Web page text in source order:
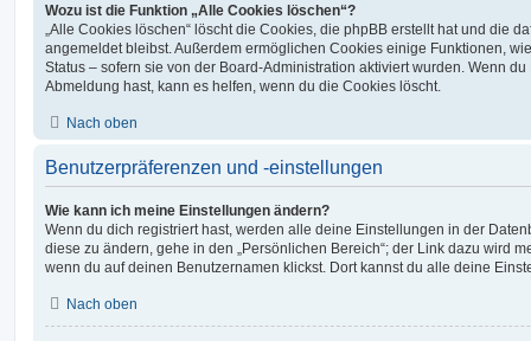
Wozu ist die Funktion „Alle Cookies löschen“?
„Alle Cookies löschen“ löscht die Cookies, die phpBB erstellt hat und die
angemeldet bleibst. Außerdem ermöglichen Cookies einige Funktionen,
Status – sofern sie von der Board-Administration aktiviert wurden. Wenn
Abmeldung hast, kann es helfen, wenn du die Cookies löscht.
Nach oben
Benutzerpräferenzen und -einstellungen
Wie kann ich meine Einstellungen ändern?
Wenn du dich registriert hast, werden alle deine Einstellungen in der
diese zu ändern, gehe in den „Persönlichen Bereich“; der Link dazu wird
wenn du auf deinen Benutzernamen klickst. Dort kannst du alle deine
Nach oben